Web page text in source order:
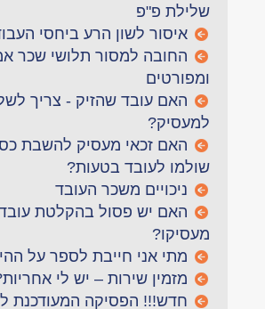
שלילת פ"פ
איסור לשון הרע ביחסי
החובה למסור תלושי שכר
ומפורטים
האם עובד שהזיק - צריך
למעסיק?
האם זכאי מעסיק להשבת
שולמו לעובד בטעות?
ניכויים משכר העובד
האם יש פסול בהקלטת
מעסיקו?
מתי אני חייבת לספר על
מזמין שירות – יש לי
חדש!!! הפסיקה המעודכנת